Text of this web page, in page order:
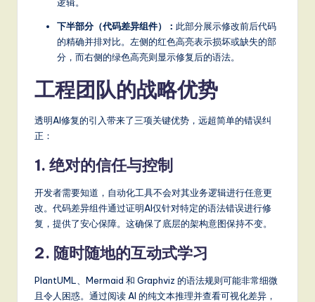
下半部分（代码差异组件）： 此部分展示修改前后代码
的精确并排对比。左侧的红色高亮表示损坏或缺失的部
分，而右侧的绿色高亮则显示修复后的语法。
工程团队的战略优势
透明AI修复的引入带来了三项关键优势，远超简单的错误纠
正：
1. 绝对的信任与控制
开发者需要知道，自动化工具不会对其业务逻辑进行任意更
改。代码差异组件通过证明AI仅针对特定的语法错误进行修
复，提供了安心保障。这确保了底层的架构意图保持不变。
2. 随时随地的互动式学习
PlantUML、Mermaid 和 Graphviz 的语法规则可能非常细微
且令人困惑。通过阅读 AI 的纯文本推理并查看可视化差异，